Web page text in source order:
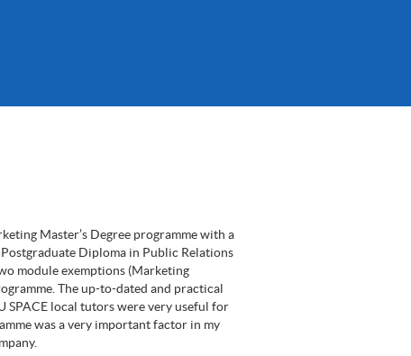
Master’s Degree programme with a
Diploma in Public Relations
module exemptions (Marketing
The up-to-dated and practical
SPACE local tutors were very useful for
was a very important factor in my